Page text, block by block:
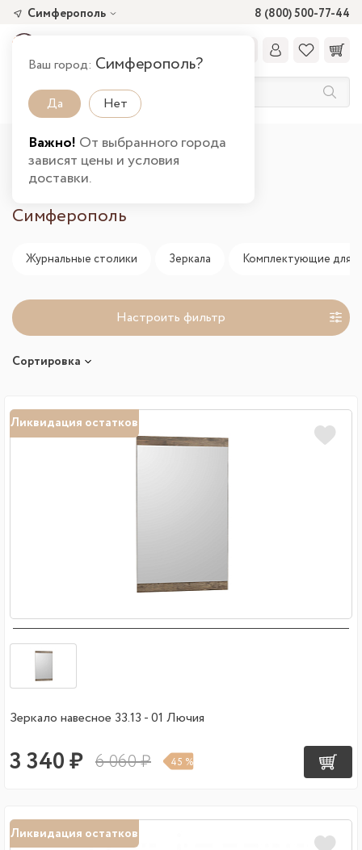
8 (800) 500-77-44
Симферополь
Ваш город: Симферополь?
Да Нет
Важно! От выбранного города
зависят цены и условия
доставки.
Главная Распродажа
Симферополь
Журнальные столики Зеркала Комплектующие для
Настроить фильтр
Сортировка
Ликвидация остатков
Зеркало навесное 33.13 - 01 Лючия
3 340 ₽ 6 060 ₽ 45 %
Ликвидация остатков